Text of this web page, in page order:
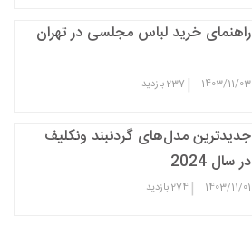
راهنمای خرید لباس مجلسی در تهران
1403/11/03
|
237بازدید
جدیدترین مدل‌های گردنبند ونکلیف
در سال 2024
1403/11/01
|
274بازدید